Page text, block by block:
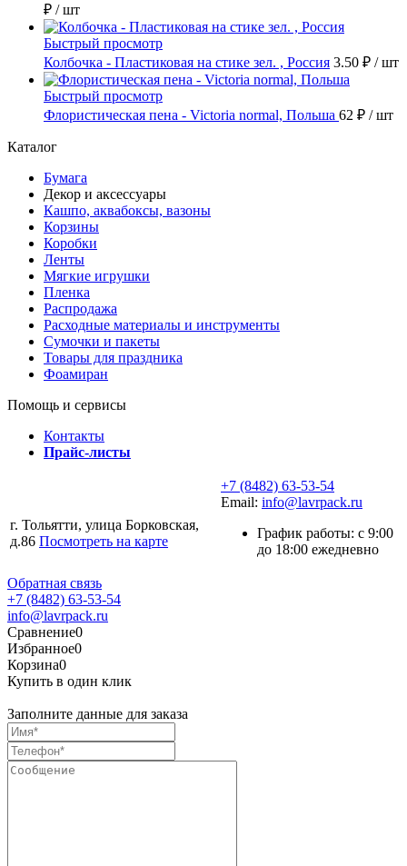
₽ / шт
Быстрый просмотр
Колбочка - Пластиковая на стике зел. , Россия 3.50 ₽ / шт
Быстрый просмотр
Флористическая пена - Victoria normal, Польша 62 ₽ / шт
Каталог
Бумага
Декор и аксессуары
Кашпо, аквабоксы, вазоны
Корзины
Коробки
Ленты
Мягкие игрушки
Пленка
Распродажа
Расходные материалы и инструменты
Сумочки и пакеты
Товары для праздника
Фоамиран
Помощь и сервисы
Контакты
Прайс-листы
г. Тольятти, улица Борковская,
д.86 Посмотреть на карте
+7 (8482) 63-53-54
Email: info@lavrpack.ru
График работы: с 9:00
до 18:00 ежедневно
Обратная связь
+7 (8482) 63-53-54
info@lavrpack.ru
Сравнение0
Избранное0
Корзина0
Купить в один клик
Заполните данные для заказа